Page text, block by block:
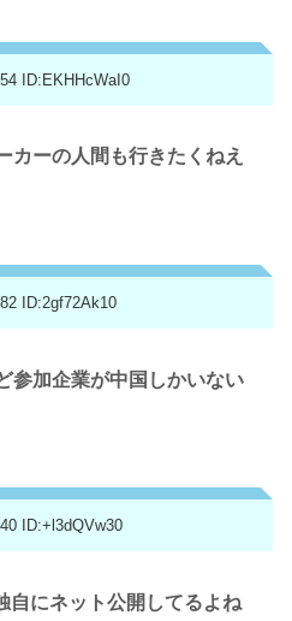
ID:EKHHcWaI0
ーの人間も行きたくねえ
ID:2gf72Ak10
参加企業が中国しかいない
ID:+l3dQVw30
自にネット公開してるよね